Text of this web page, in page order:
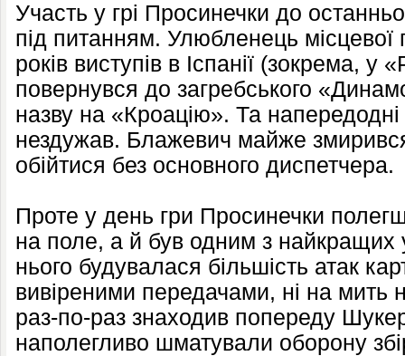
Участь у грі Просинечки до
під питанням. Улюбленець місцевої
років виступів в Іспанії (зокрема, у
повернувся до загребського
назву на «Кроацію». Та
нездужав. Блажевич майже
обійтися без основного диспетчера.
Проте у день гри Просинечки
на поле, а й був одним з найкращих
нього будувалася більшість атак
вивіреними передачами, ні на мить
раз-по-раз знаходив попереду
наполегливо шматували оборону